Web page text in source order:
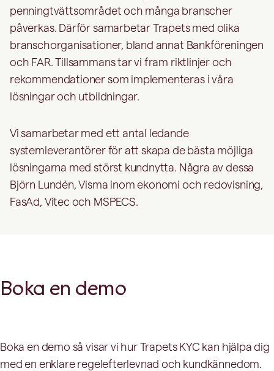
penningtvättsområdet och många branscher
påverkas. Därför samarbetar Trapets med olika
branschorganisationer, bland annat Bankföreningen
och FAR. Tillsammans tar vi fram riktlinjer och
rekommendationer som implementeras i våra
lösningar och utbildningar.
Vi samarbetar med ett antal ledande
systemleverantörer för att skapa de bästa möjliga
lösningarna med störst kundnytta. Några av dessa
Björn Lundén, Visma inom ekonomi och redovisning,
FasAd, Vitec och MSPECS.
Boka en demo
Boka en demo så visar vi hur Trapets KYC kan hjälpa dig
med en enklare regelefterlevnad och kundkännedom.